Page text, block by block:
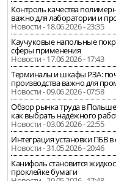
Контроль качества
важно для лаборатории и
Новости - 18.06.2026 - 23:35
Каучуковые напольные
сферы применения
Новости - 17.06.2026 - 17:43
Терминалы и шкафы РЗА:
производства важно для
Новости - 09.06.2026 - 07:58
Обзор рынка труда в
как выбрать надёжного
Новости - 03.06.2026 - 22:55
Интеграция установки ПБВ
Новости - 31.05.2026 - 20:46
Канифоль становится
проклейке бумаги